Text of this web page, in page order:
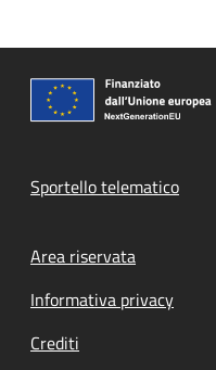
Sportello telematico
Footer menu
Area riservata
Informativa privacy
Crediti